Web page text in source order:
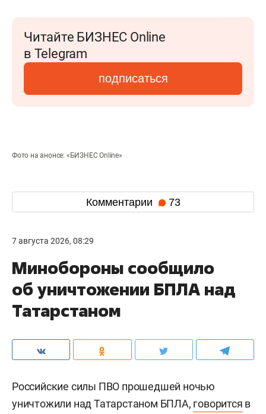
Читайте БИЗНЕС Online
в Telegram
подписаться
Фото на анонсе: «БИЗНЕС Online»
Комментарии 73
7 августа 2026, 08:29
Минобороны сообщило
об уничтожении БПЛА над
Татарстаном
Российские силы ПВО прошедшей ночью
уничтожили над Татарстаном БПЛА, говорится в